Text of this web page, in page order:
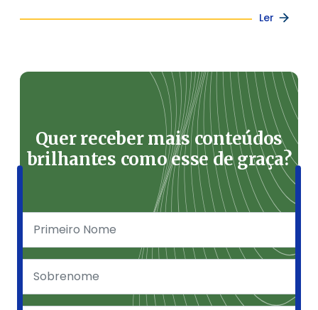
Ler
Quer receber mais conteúdos
brilhantes como esse de graça?